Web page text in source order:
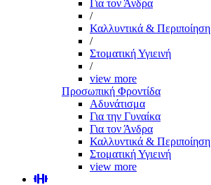
Για τον Άνδρα
/
Καλλυντικά & Περιποίηση
/
Στοματική Υγιεινή
/
view more
Προσωπική Φροντίδα
Αδυνάτισμα
Για την Γυναίκα
Για τον Άνδρα
Καλλυντικά & Περιποίηση
Στοματική Υγιεινή
view more